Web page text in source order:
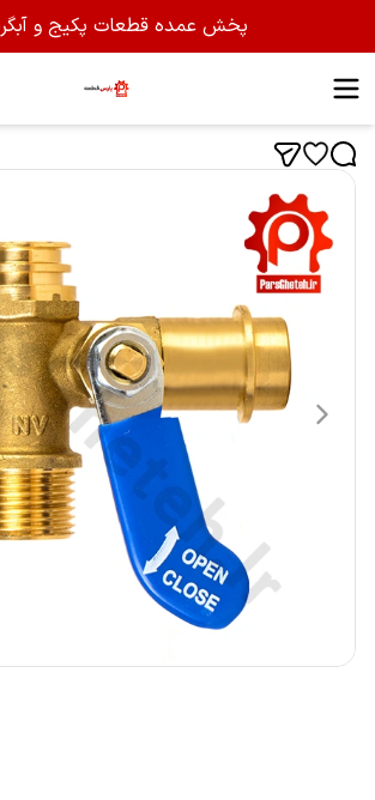
پخش عمده قطعات پکیج و